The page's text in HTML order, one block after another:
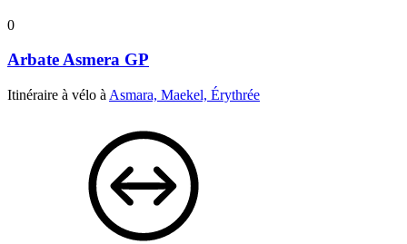
0
Arbate Asmera GP
Itinéraire à vélo à Asmara, Maekel, Érythrée